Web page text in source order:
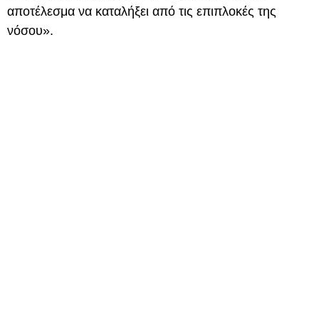
αποτέλεσμα να καταλήξει από τις επιπλοκές της
νόσου».